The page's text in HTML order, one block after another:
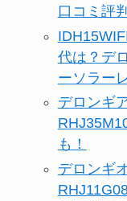
口コミ評
代は？デ
ーソラー
デロンギ
も！
デロンギ